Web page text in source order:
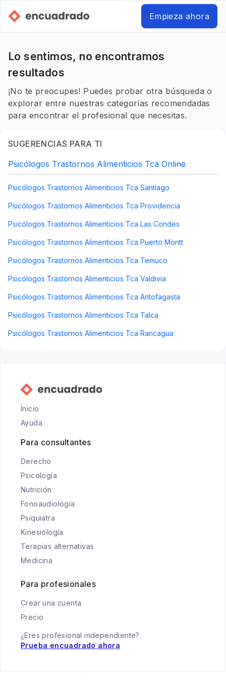
Empieza ahora
Lo sentimos, no encontramos
resultados
¡No te preocupes! Puedes probar otra búsqueda o
explorar entre nuestras categorías recomendadas
para encontrar el profesional que necesitas.
SUGERENCIAS PARA TI
Psicólogos Trastornos Alimenticios Tca Online
Psicólogos Trastornos Alimenticios Tca Santiago
Psicólogos Trastornos Alimenticios Tca Providencia
Psicólogos Trastornos Alimenticios Tca Las Condes
Psicólogos Trastornos Alimenticios Tca Puerto Montt
Psicólogos Trastornos Alimenticios Tca Temuco
Psicólogos Trastornos Alimenticios Tca Valdivia
Psicólogos Trastornos Alimenticios Tca Antofagasta
Psicólogos Trastornos Alimenticios Tca Talca
Psicólogos Trastornos Alimenticios Tca Rancagua
Inicio
Ayuda
Para consultantes
Derecho
Psicología
Nutrición
Fonoaudiología
Psiquiatra
Kinesiología
Terapias alternativas
Medicina
Para profesionales
Crear una cuenta
Precio
¿Eres profesional independiente?
Prueba encuadrado ahora